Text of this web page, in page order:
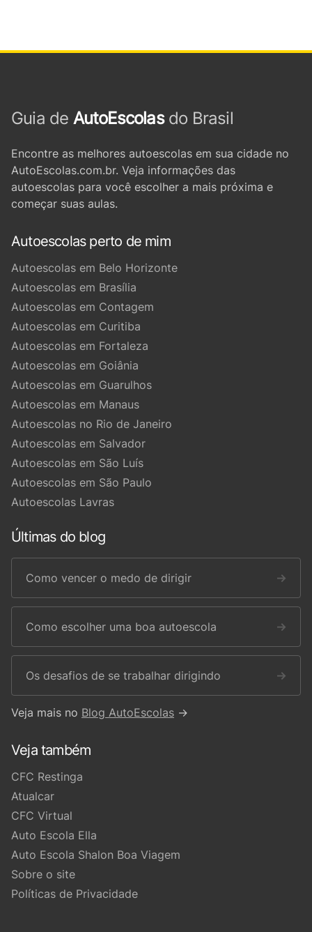
Guia de AutoEscolasdo Brasil
Encontre as melhores autoescolas em sua cidade no
AutoEscolas.com.br. Veja informações das
autoescolas para você escolher a mais próxima e
começar suas aulas.
Autoescolas perto de mim
Autoescolas em Belo Horizonte
Autoescolas em Brasília
Autoescolas em Contagem
Autoescolas em Curitiba
Autoescolas em Fortaleza
Autoescolas em Goiânia
Autoescolas em Guarulhos
Autoescolas em Manaus
Autoescolas no Rio de Janeiro
Autoescolas em Salvador
Autoescolas em São Luís
Autoescolas em São Paulo
Autoescolas Lavras
Últimas do blog
Como vencer o medo de dirigir →
Como escolher uma boa autoescola →
Os desafios de se trabalhar dirigindo →
Veja mais no Blog AutoEscolas →
Veja também
CFC Restinga
Atualcar
CFC Virtual
Auto Escola Ella
Auto Escola Shalon Boa Viagem
Sobre o site
Políticas de Privacidade